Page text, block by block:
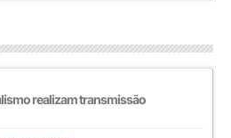
realizam transmissão